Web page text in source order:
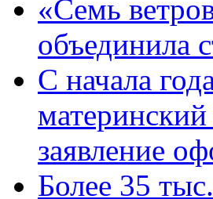
«Семь
объединила
С начала
заявление
Более 35